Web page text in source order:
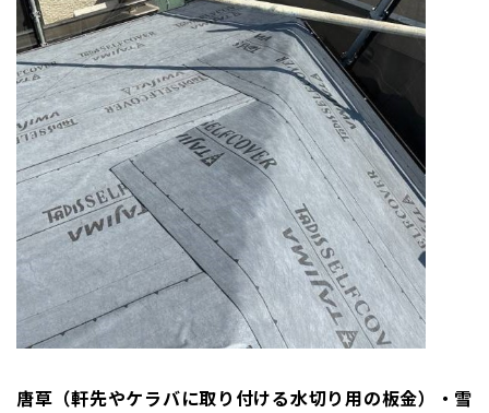
唐草（軒先やケラバに取り付ける水切り用の板金）・雪